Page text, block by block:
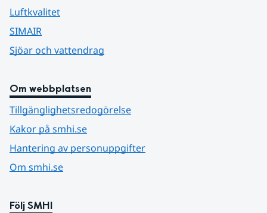
Luftkvalitet
SIMAIR
Sjöar och vattendrag
Om webbplatsen
Tillgänglighetsredogörelse
Kakor på smhi.se
Hantering av personuppgifter
Om smhi.se
Följ SMHI